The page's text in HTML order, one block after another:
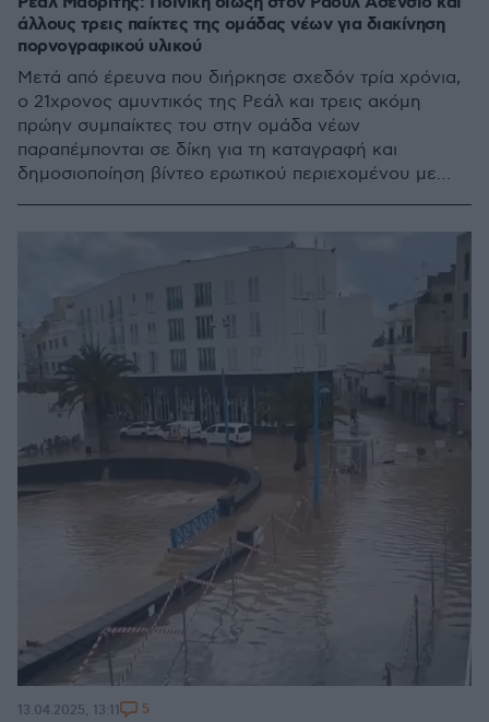
άλλους τρεις παίκτες της ομάδας νέων για διακίνηση
πορνογραφικού υλικού
Μετά από έρευνα που διήρκησε σχεδόν τρία χρόνια,
ο 21χρονος αμυντικός της Ρεάλ και τρεις ακόμη
πρώην συμπαίκτες του στην ομάδα νέων
παραπέμπονται σε δίκη για τη καταγραφή και
δημοσιοποίηση βίντεο ερωτικού περιεχομένου με
13.04.2025, 13:11 5